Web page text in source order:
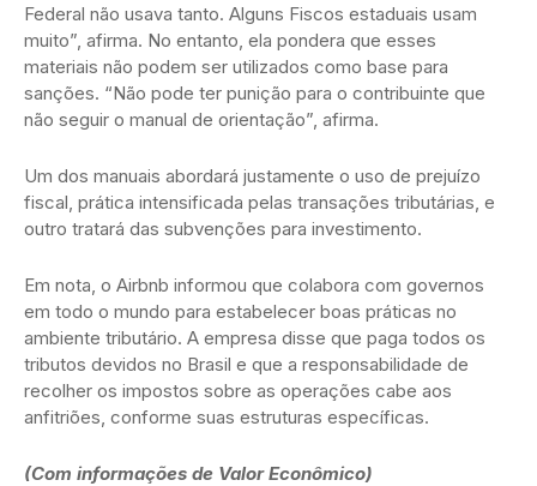
Federal não usava tanto. Alguns Fiscos estaduais usam
muito”, afirma. No entanto, ela pondera que esses
materiais não podem ser utilizados como base para
sanções. “Não pode ter punição para o contribuinte que
não seguir o manual de orientação”, afirma.
Um dos manuais abordará justamente o uso de prejuízo
fiscal, prática intensificada pelas transações tributárias, e
outro tratará das subvenções para investimento.
Em nota, o Airbnb informou que colabora com governos
em todo o mundo para estabelecer boas práticas no
ambiente tributário. A empresa disse que paga todos os
tributos devidos no Brasil e que a responsabilidade de
recolher os impostos sobre as operações cabe aos
anfitriões, conforme suas estruturas específicas.
(Com informações de Valor Econômico)